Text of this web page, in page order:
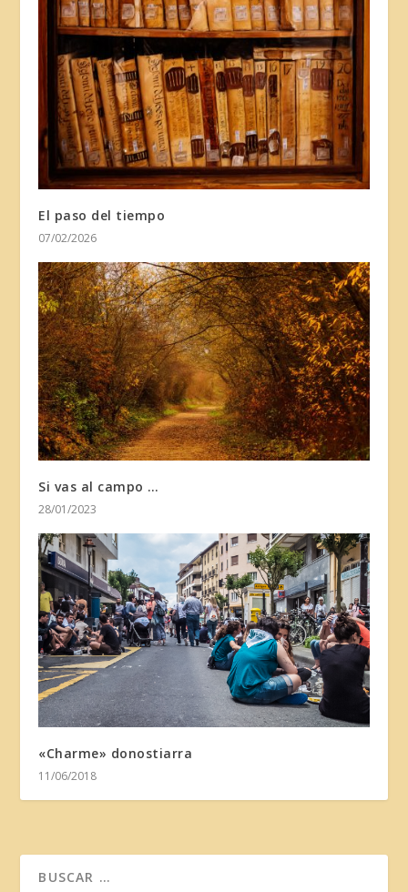
El paso del tiempo
07/02/2026
Si vas al campo …
28/01/2023
«Charme» donostiarra
11/06/2018